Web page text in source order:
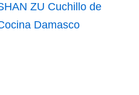
ZU Cuchillo de
Damasco